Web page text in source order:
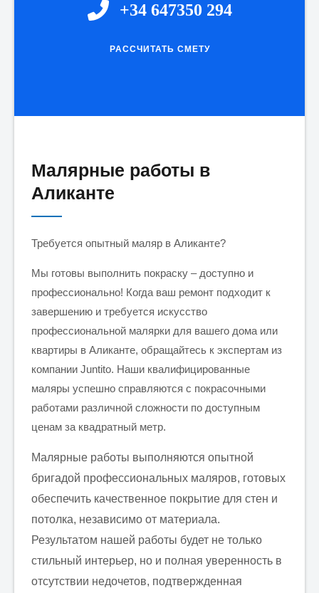
+34 647350 294
РАССЧИТАТЬ СМЕТУ
Малярные работы в
Аликанте
Требуется опытный маляр в Аликанте?
Мы готовы выполнить покраску – доступно и
профессионально! Когда ваш ремонт подходит к
завершению и требуется искусство
профессиональной малярки для вашего дома или
квартиры в Аликанте, обращайтесь к экспертам из
компании Juntito. Наши квалифицированные
маляры успешно справляются с покрасочными
работами различной сложности по доступным
ценам за квадратный метр.
Малярные работы выполняются опытной
бригадой профессиональных маляров, готовых
обеспечить качественное покрытие для стен и
потолка, независимо от материала.
Результатом нашей работы будет не только
стильный интерьер, но и полная уверенность в
отсутствии недочетов, подтвержденная